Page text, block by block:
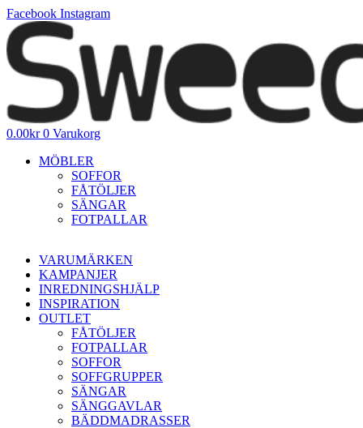
Hoppa
till
innehåll
Facebook Instagram
0.00kr 0 Varukorg
MÖBLER
SOFFOR
FÅTÖLJER
SÄNGAR
FOTPALLAR
VARUMÄRKEN
KAMPANJER
INREDNINGSHJÄLP
INSPIRATION
OUTLET
FÅTÖLJER
FOTPALLAR
SOFFOR
SOFFGRUPPER
SÄNGAR
SÄNGGAVLAR
BÄDDMADRASSER